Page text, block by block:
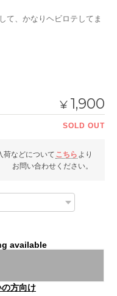
て、かなりヘビロテしてま
¥ 1,900
SOLD OUT
荷などについて こちら より
お問い合わせください。
available
の方向け